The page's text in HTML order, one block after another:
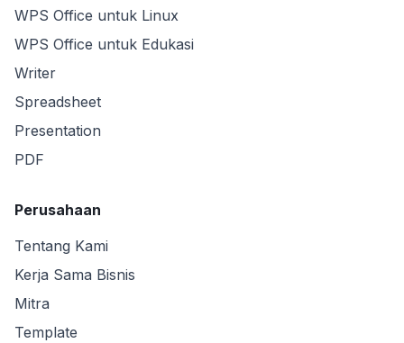
WPS Office untuk Linux
WPS Office untuk Edukasi
Writer
Spreadsheet
Presentation
PDF
Perusahaan
Tentang Kami
Kerja Sama Bisnis
Mitra
Template